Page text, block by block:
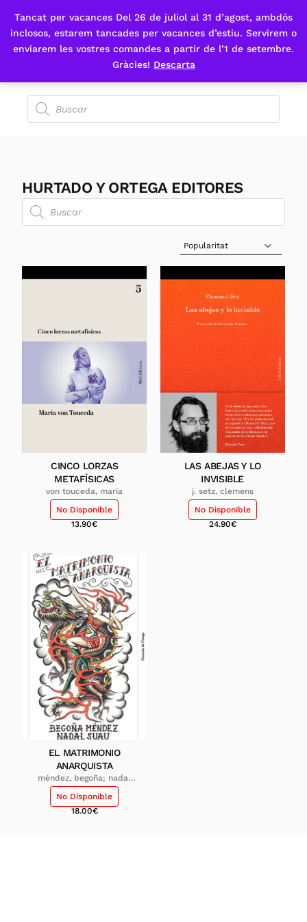
Tancat per vacances Del 26 de juliol al 31 d’agost, ambdós
inclosos, estarem tancades per vacances d’estiu. Servirem o
enviarem les vostres comandes a partir de l’1 de setembre.
Gràcies! Descarta
Fes-te'n sòcia
HURTADO Y ORTEGA EDITORES
Sort Products
CINCO LORZAS
METAFÍSICAS
von touceda, maría
No Disponible
13.90€
LAS ABEJAS Y LO
INVISIBLE
j. setz, clemens
No Disponible
24.90€
EL MATRIMONIO
ANARQUISTA
méndez, begoña; nadal
suau, josep maria
No Disponible
18.00€